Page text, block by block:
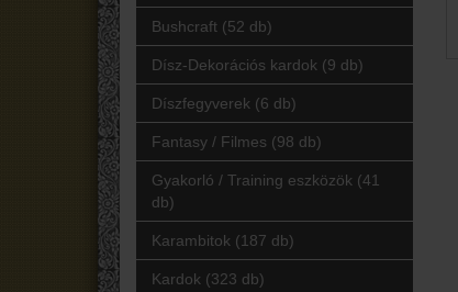
Bushcraft (52 db)
Dísz-Dekorációs kardok (9 db)
Díszfegyverek (6 db)
Fantasy / Filmes (98 db)
Gyakorló / Training eszközök (41
db)
Karambitok (187 db)
Kardok (323 db)